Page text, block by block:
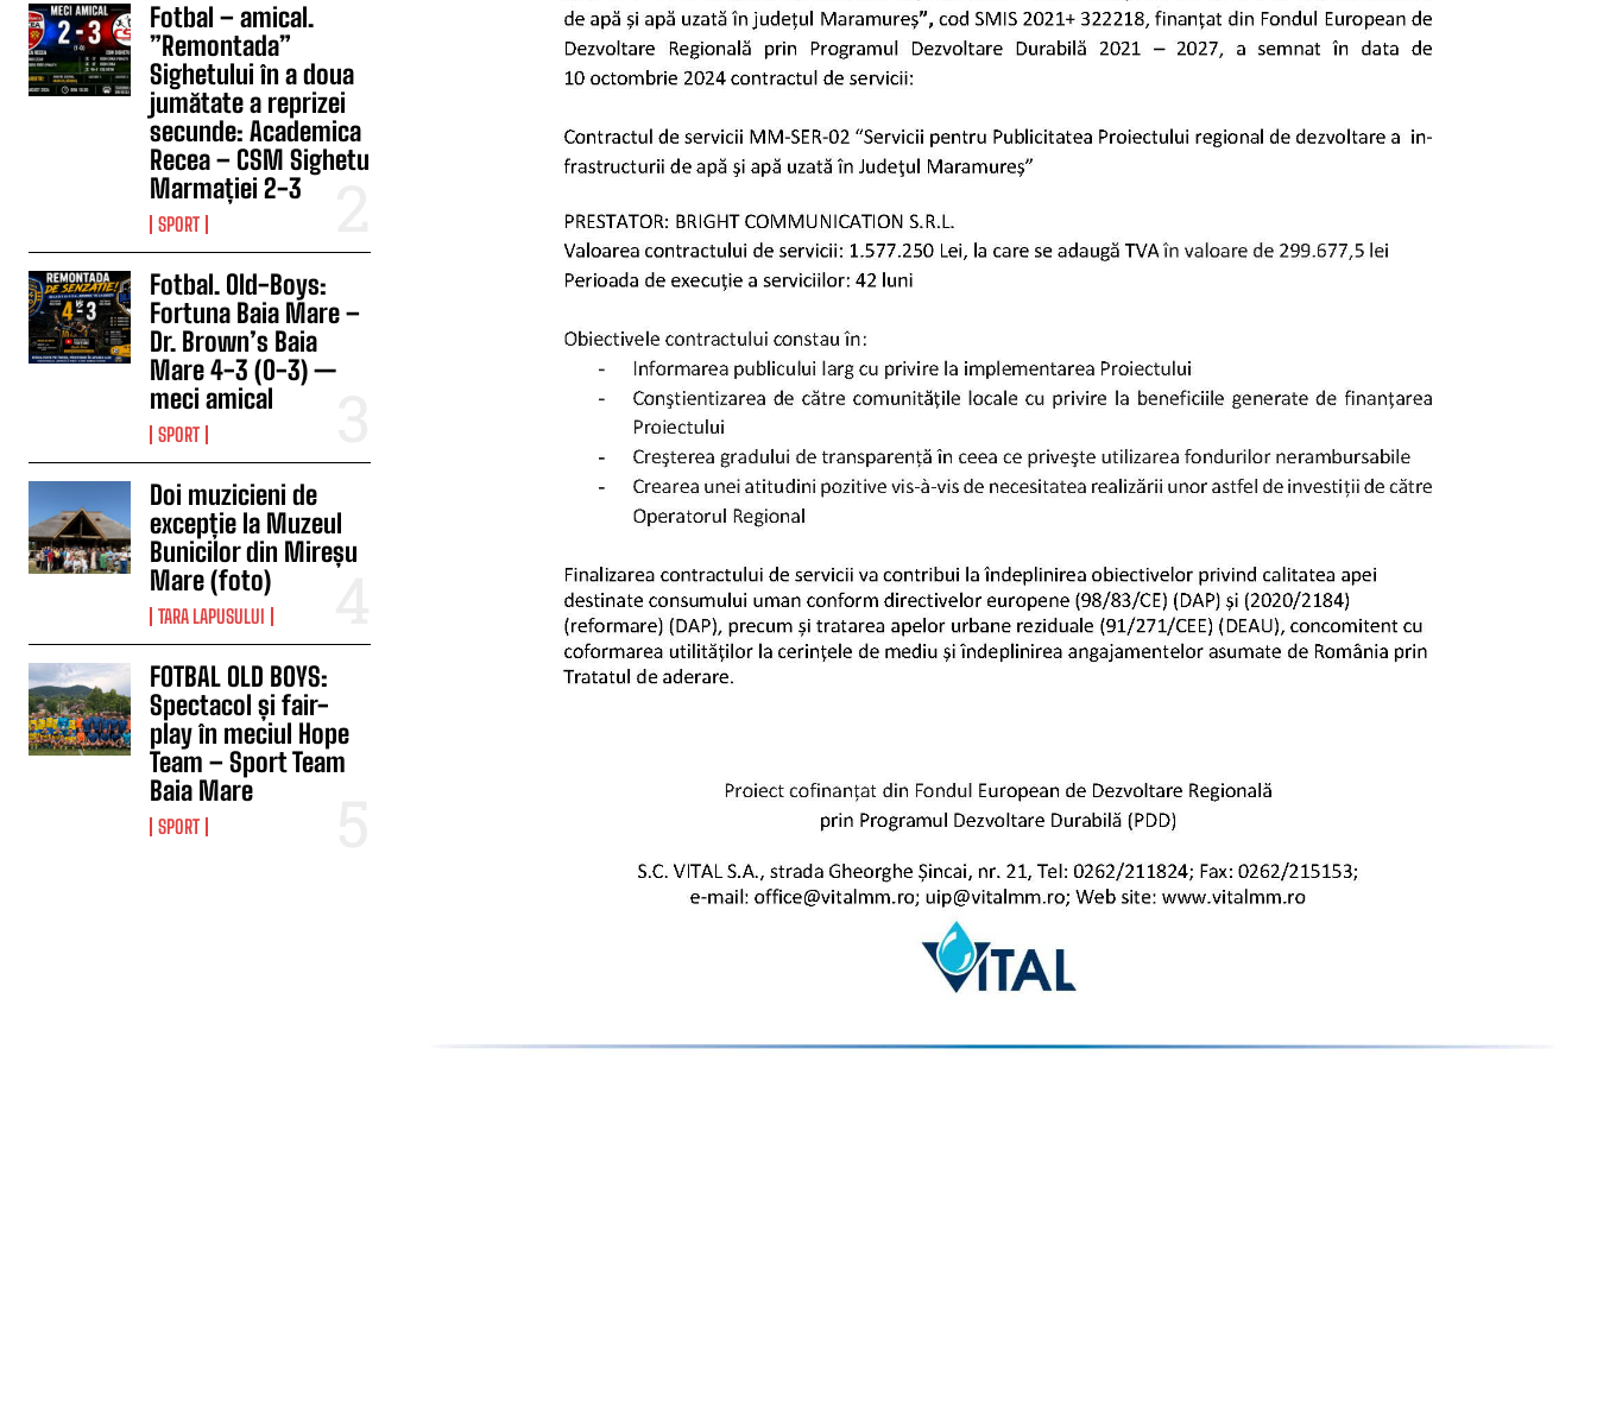
Fotbal – amical.
”Remontada”
Sighetului în a doua
jumătate a reprizei
secunde: Academica
Recea – CSM Sighetu
Marmației 2-3
SPORT
Fotbal. Old-Boys:
Fortuna Baia Mare –
Dr. Brown’s Baia
Mare 4-3 (0-3) —
meci amical
SPORT
Doi muzicieni de
excepție la Muzeul
Bunicilor din Mireșu
Mare (foto)
TARA LAPUSULUI
FOTBAL OLD BOYS:
Spectacol și fair-
play în meciul Hope
Team – Sport Team
Baia Mare
SPORT